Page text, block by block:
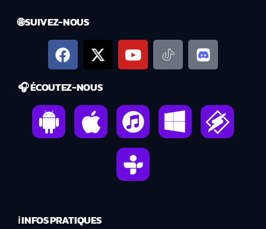
🌐 SUIVEZ-NOUS
🎧 ÉCOUTEZ-NOUS
ℹ️ INFOS PRATIQUES